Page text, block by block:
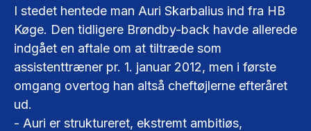
I stedet hentede man Auri Skarbalius ind fra HB
Køge. Den tidligere Brøndby-back havde allerede
indgået en aftale om at tiltræde som
assistenttræner pr. 1. januar 2012, men i første
omgang overtog han altså cheftøjlerne efteråret
ud.
- Auri er struktureret, ekstremt ambitiøs,